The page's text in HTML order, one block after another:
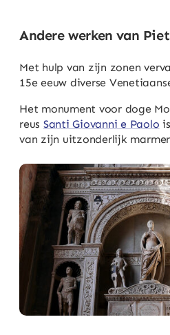
Andere werken van
Met hulp van zijn zonen
15e eeuw diverse
Het monument voor doge
reus Santi Giovanni e Paolo
van zijn uitzonderlijk